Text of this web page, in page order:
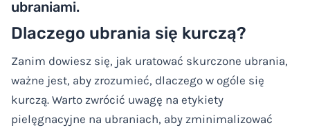
ubraniami.
Dlaczego ubrania się kurczą?
Zanim dowiesz się, jak uratować skurczone ubrania,
ważne jest, aby zrozumieć, dlaczego w ogóle się
kurczą. Warto zwrócić uwagę na etykiety
pielęgnacyjne na ubraniach, aby zminimalizować